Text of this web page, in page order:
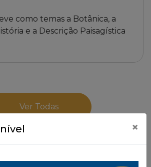
como temas a Botânica, a
e a Descrição Paisagística
Ver Todas
×